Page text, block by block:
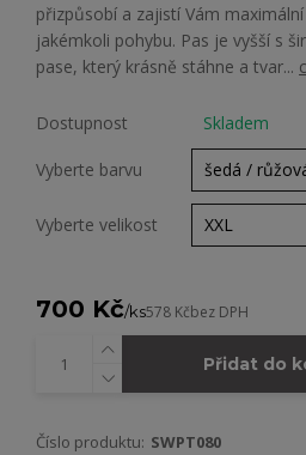
přizpůsobí a zajistí Vám
jakémkoli pohybu. Pas je vyšší s
pase, který krásně stáhne a tvar...
Dostupnost Skladem
Vyberte barvu
Vyberte velikost
700 Kč/ks578 Kčbez DPH
Přidat do
Číslo produktu: SWPT080